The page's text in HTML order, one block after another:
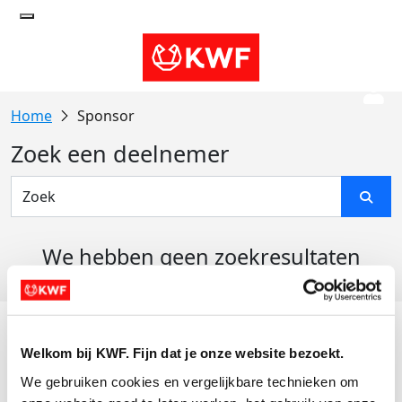
Welkom bij KWF. Fijn dat je onze website bezoekt.
We gebruiken cookies en vergelijkbare technieken om
Sponsor
Zoek een deelnemer
We hebben geen zoekresultaten
Actiematerialen
Evenementen